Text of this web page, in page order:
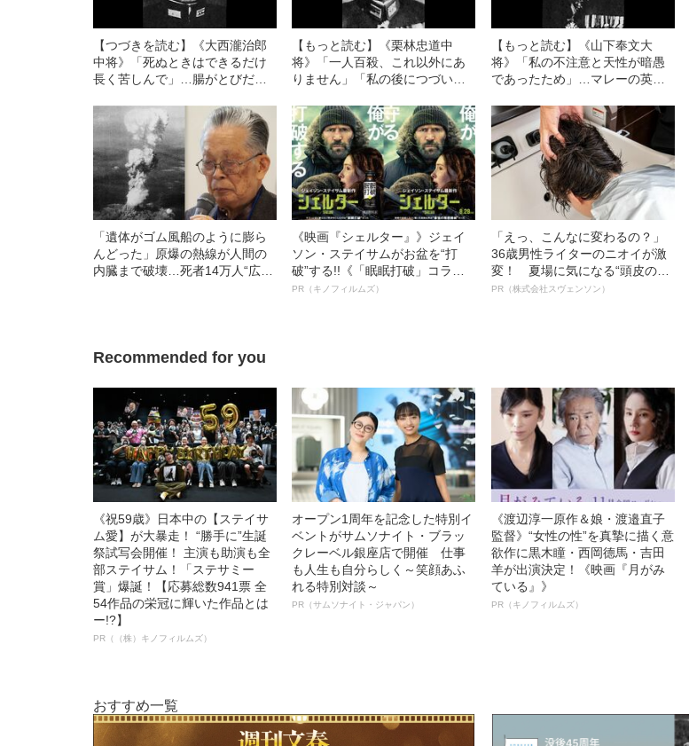
【つづきを読む】《大西瀧治郎
中将》「死ぬときはできるだけ
長く苦しんで」…腸がとびだし
間後に息絶えた“特攻の父”の辞世
【もっと読む】《栗林忠道中
将》「一人百殺、これ以外にあ
りません」「私の後につづいて
かった“玉砕の島”指揮官の、最後
の壮絶な訓示
【もっと読む】《山下奉文大
将》「私の不注意と天性が暗愚
であったため」…マレーの英雄
け、自決できない苦しみの中で
処刑された理由
「遺体がゴム風船のように膨ら
んどった」原爆の熱線が人間の
内臓まで破壊…死者14万人“広島
《映画『シェルター』》ジェイ
ソン・ステイサムがお盆を“打
破”する!!《「眠眠打破」コラ
ボ》
PR（キノフィルムズ）
「えっ、こんなに変わるの？」
36歳男性ライターのニオイが激
変！ 夏場に気になる“頭皮のニ
オイ”や“ベタつき”を解消す
PR（株式会社スヴェンソン）
Recommended for you
《祝59歳》日本中の【ステイサ
ム愛】が大暴走！ “勝手に”生誕
祭試写会開催！ 主演も助演も全
部ステイサム！「ステサミー
賞」爆誕！【応募総数941票 全
54作品の栄冠に輝いた作品とは
ー!?】
PR（（株）キノフィルムズ）
オープン1周年を記念した特別イ
ベントがサムソナイト・ブラッ
クレーベル銀座店で開催 仕事
も人生も自分らしく～笑顔あふ
れる特別対談～
PR（サムソナイト・ジャパン）
《渡辺淳一原作＆娘・渡邉直子
監督》“女性の性”を真摯に描く意
欲作に黒木瞳・西岡德馬・吉田
羊が出演決定！《映画『月がみ
ている』》
PR（キノフィルムズ）
おすすめ一覧